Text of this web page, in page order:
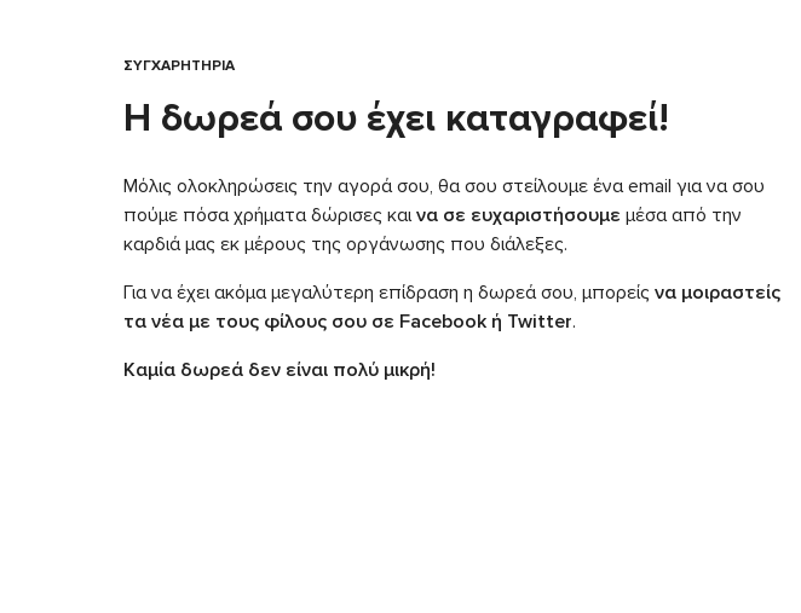
ΣΥΓΧΑΡΗΤΗΡΙΑ
Η δωρεά σου έχει καταγραφεί!
Μόλις ολοκληρώσεις την αγορά σου, θα σου στείλουμε ένα email για να σου
πούμε πόσα χρήματα δώρισες καινα σε ευχαριστήσουμε μέσα από την
καρδιά μας εκ μέρους της οργάνωσης που διάλεξες.
Για να έχει ακόμα μεγαλύτερη επίδραση η δωρεά σου, μπορείς να μοιραστείς
τα νέα με τους φίλους σου σε Facebook ή Twitter.
Καμία δωρεά δεν είναι πολύ μικρή!